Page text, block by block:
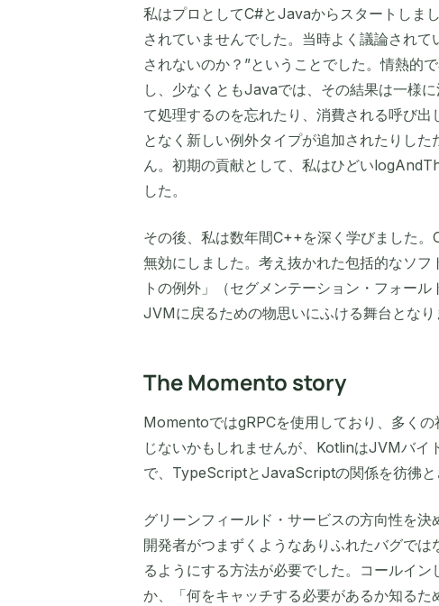
私はプロとしてC#とJavaからスタートしま
されていませんでした。当時よく議論され
されないのか？”ということでした。情熱的
し、少なくともJavaでは、その結果は一様
て処理するのを忘れたり、消費される呼び
となく新しい例外タイプが追加されたりし
ん。初期の貢献として、私はひどい
した。
その後、私は数年間C++を深く学びました
無効にしました。考え抜かれた包括的なソ
トの例外」（セグメンテーション・フォー
JVMに戻るための物思いにふける舞台となり
The Momento story
MomentoではgRPCを使用しており、多く
じないかもしれませんが、KotlinはJVMバイ
で、TypeScriptとJavaScriptの関係を彷彿と
グリーンフィールド・サービスの方向性を
開発者がつまずくようなありふれたバグで
るようにする方法が必要でした。コールイ
か、「何をキャッチする必要があるか知る